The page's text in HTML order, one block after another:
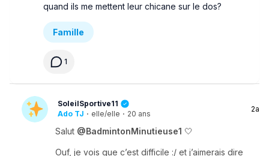
quand ils me mettent leur chicane sur le dos?
Famille
1
SoleilSportive11
Ado TJ · elle/elle · 20 ans
2a
Salut @BadmintonMinutieuse1 🤍
Ouf, je vois que c’est difficile :/ et j’aimerais dire